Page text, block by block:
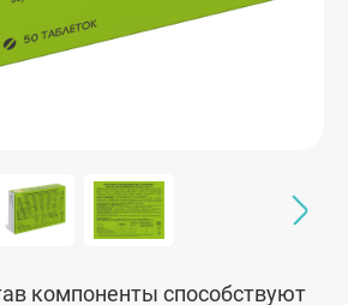
компоненты способствуют